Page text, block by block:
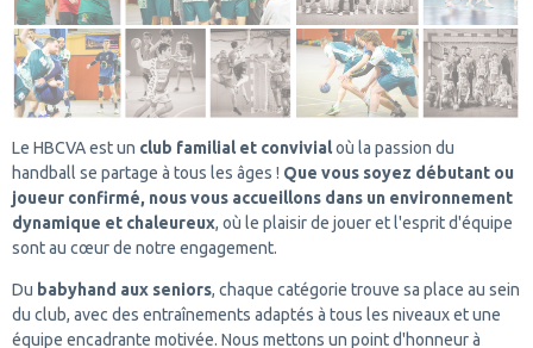
Le HBCVA est un club familial et convivialoù la passion du
handball se partage à tous les âges ! Que vous soyez débutant ou
joueur confirmé, nous vous accueillons dans un environnement
dynamique et chaleureux, où le plaisir de jouer et l'esprit d'équipe
sont au cœur de notre engagement.
Du babyhand aux seniors, chaque catégorie trouve sa place au sein
du club, avec des entraînements adaptés à tous les niveaux et une
équipe encadrante motivée. Nous mettons un point d'honneur à